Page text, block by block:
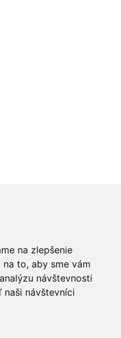
na zlepšenie
to, aby sme vám
návštevnosti
návštevníci